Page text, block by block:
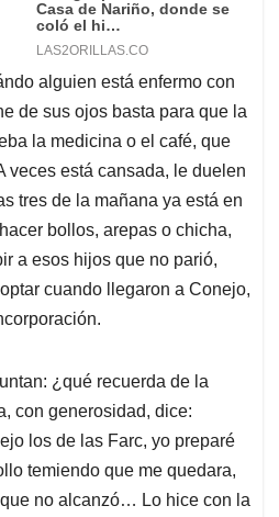
alguien está enfermo con
de sus ojos basta para que la
la medicina o el café, que
veces está cansada, le duelen
tres de la mañana ya está en
bollos, arepas o chicha,
a esos hijos que no parió,
cuando llegaron a Conejo,
¿qué recuerda de la
con generosidad, dice:
los de las Farc, yo preparé
temiendo que me quedara,
no alcanzó… Lo hice con la